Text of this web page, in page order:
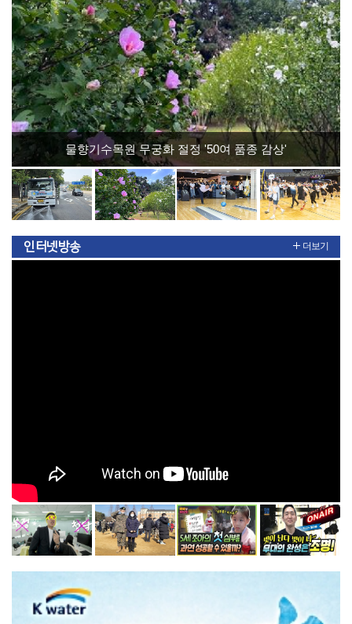
물향기수목원 무궁화 절정 '50여 품종 감상'
인터넷방송 더보기